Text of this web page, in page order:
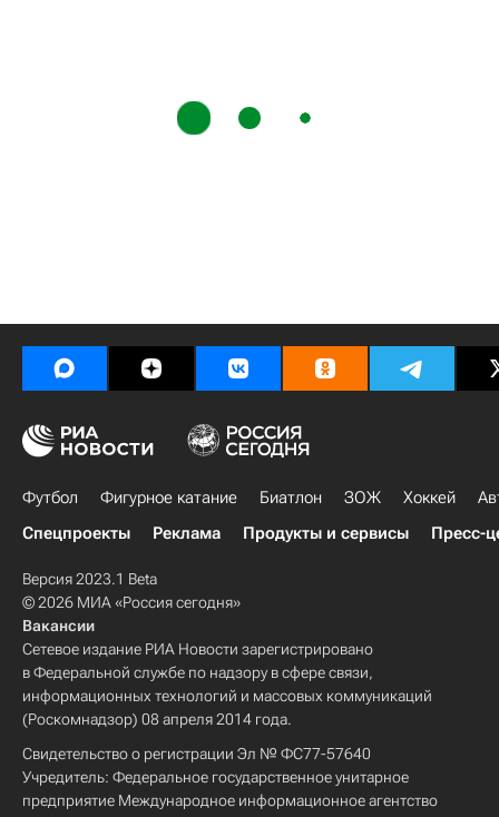
Футбол Фигурное катание Биатлон ЗОЖ Хоккей
Спецпроекты
Реклама Продукты и сервисы Пресс-
Версия 2023.1 Beta
© 2026 МИА «Россия сегодня»
Вакансии
Сетевое издание РИА Новости зарегистрировано
в Федеральной службе по надзору в сфере связи,
информационных технологий и массовых коммуникаций
(Роскомнадзор) 08 апреля 2014 года.
Свидетельство о регистрации Эл № ФС77-57640
Учредитель: Федеральное государственное унитарное
предприятие Международное информационное агентство